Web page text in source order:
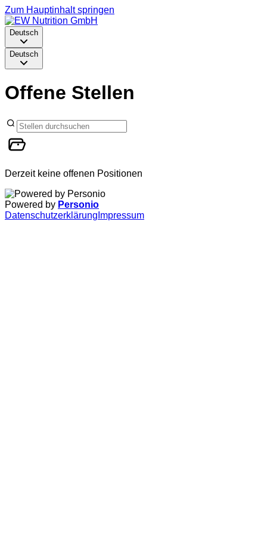
Zum Hauptinhalt springen
Deutsch
Deutsch
Offene Stellen
Derzeit keine offenen Positionen
Powered by Personio
Datenschutzerklärung Impressum